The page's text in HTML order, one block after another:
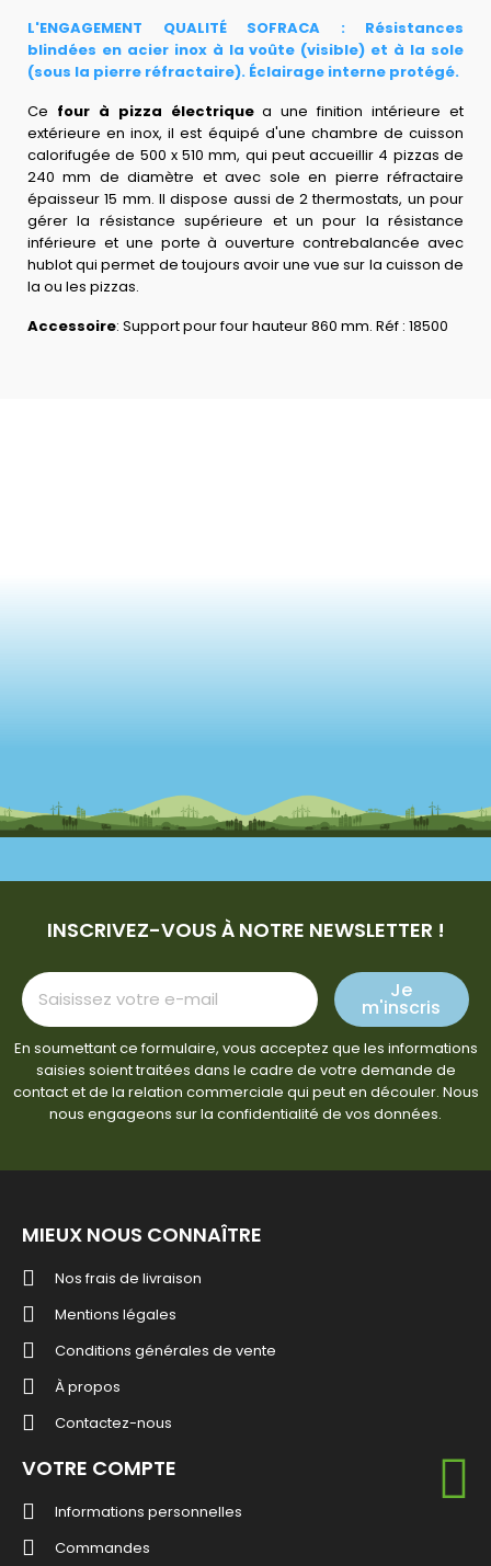
L'ENGAGEMENT QUALITÉ SOFRACA : Résistances
blindées en acier inox à la voûte (visible) et à la sole
(sous la pierre réfractaire). Éclairage interne protégé.
Ce four à pizza électriquea une finition intérieure et
extérieure en inox, il est équipé d'une chambre de cuisson
calorifugée de 500 x 510 mm, qui peut accueillir 4 pizzas de
240 mm de diamètre et avec sole en pierre réfractaire
épaisseur 15 mm. Il dispose aussi de 2 thermostats, un pour
gérer la résistance supérieure et un pour la résistance
inférieure et une porte à ouverture contrebalancée avec
hublot qui permet de toujours avoir une vue sur la cuisson de
la ou les pizzas.
Accessoire: Support pour four hauteur 860 mm. Réf : 18500
INSCRIVEZ-VOUS À NOTRE NEWSLETTER !
Je
m'inscris
En soumettant ce formulaire, vous acceptez que les informations
saisies soient traitées dans le cadre de votre demande de
contact et de la relation commerciale qui peut en découler. Nous
nous engageons sur la confidentialité de vos données.
MIEUX NOUS CONNAÎTRE
Nos frais de livraison
Mentions légales
Conditions générales de vente
À propos
Contactez-nous
VOTRE COMPTE
Informations personnelles
Commandes